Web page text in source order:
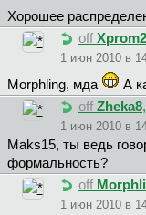
Хорошее
off
1 июн 2010 в
Morphling, мда А
off Zheka8
1 июн 2010 в
Maks15, ты ведь
формальность?
off
1 июн 2010 в